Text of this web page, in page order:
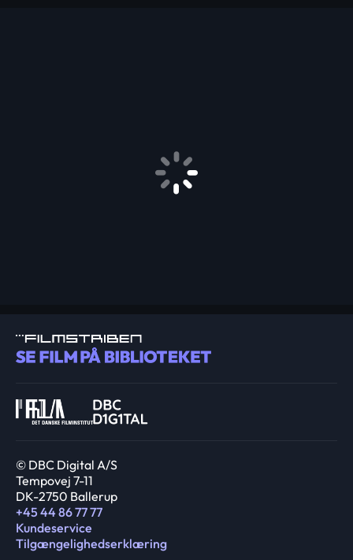
© DBC Digital A/S
Tempovej 7-11
DK-2750 Ballerup
+45 44 86 77 77
Kundeservice
Tilgængelighedserklæring